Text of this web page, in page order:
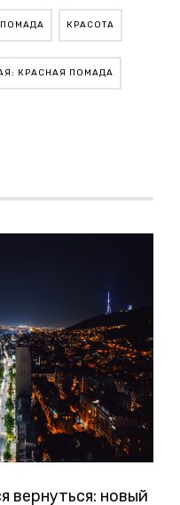
КРАСОТА
КРАСНАЯ ПОМАДА
вернуться: новый